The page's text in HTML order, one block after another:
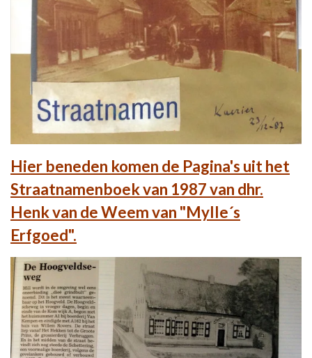
Hier beneden komen de Pagina's uit het
Straatnamenboek van 1987 van dhr.
Henk van de Weem van "Mylle´s
Erfgoed".